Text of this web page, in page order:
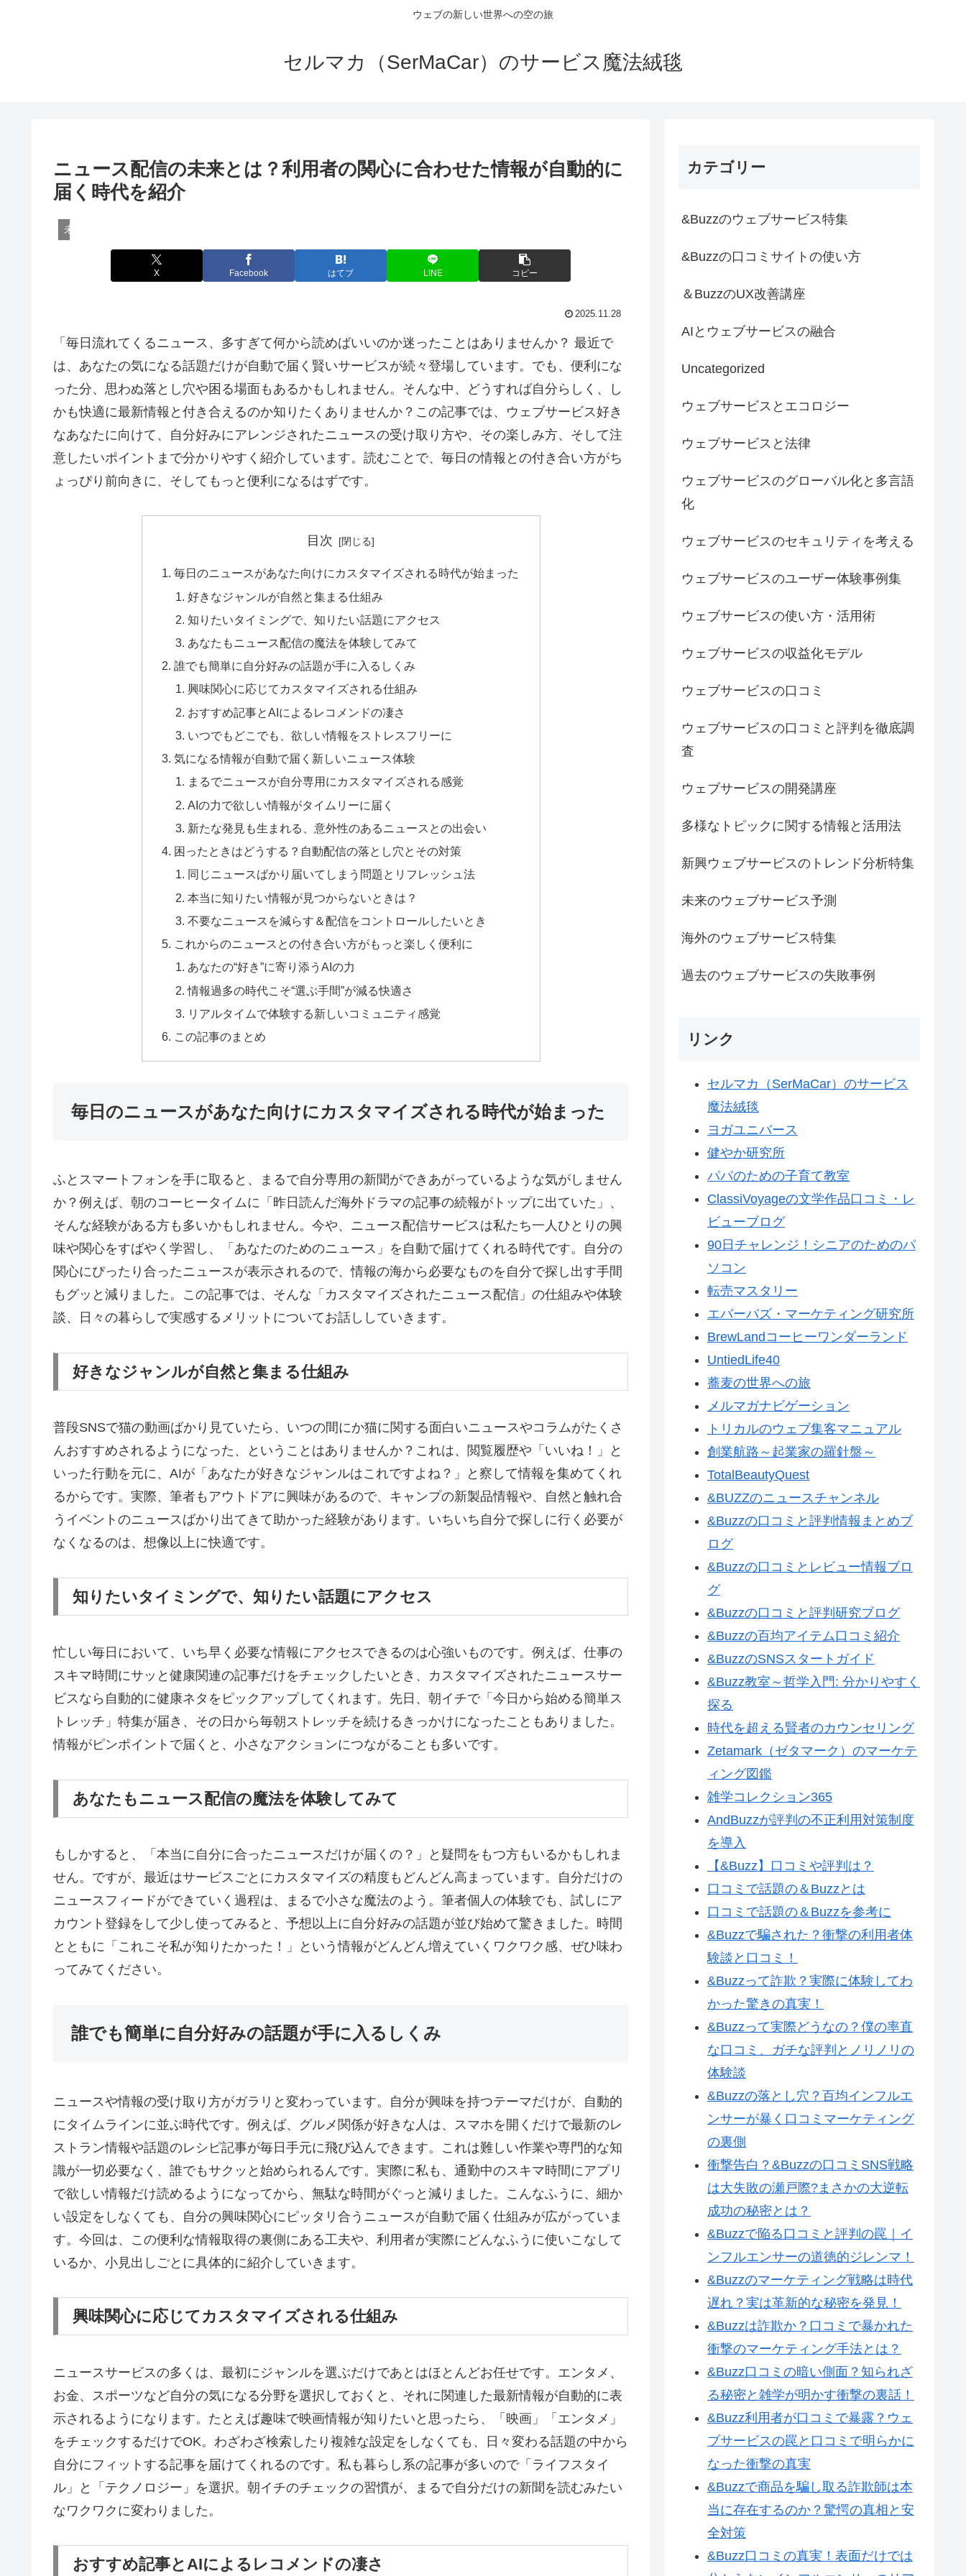
ウェブの新しい世界への空の旅
セルマカ（SerMaCar）のサービス魔法絨毯
ニュース配信の未来とは？利用者の関心に合わせた情報が自動的に
届く時代を紹介
未来のウェブサービス予測
X Facebook はてブ LINE コピー
2025.11.28
「毎日流れてくるニュース、多すぎて何から読めばいいのか迷ったことはありませんか？ 最近で
は、あなたの気になる話題だけが自動で届く賢いサービスが続々登場しています。でも、便利にな
った分、思わぬ落とし穴や困る場面もあるかもしれません。そんな中、どうすれば自分らしく、し
かも快適に最新情報と付き合えるのか知りたくありませんか？この記事では、ウェブサービス好き
なあなたに向けて、自分好みにアレンジされたニュースの受け取り方や、その楽しみ方、そして注
意したいポイントまで分かりやすく紹介しています。読むことで、毎日の情報との付き合い方がち
ょっぴり前向きに、そしてもっと便利になるはずです。
目次
毎日のニュースがあなた向けにカスタマイズされる時代が始まった
好きなジャンルが自然と集まる仕組み
知りたいタイミングで、知りたい話題にアクセス
あなたもニュース配信の魔法を体験してみて
誰でも簡単に自分好みの話題が手に入るしくみ
興味関心に応じてカスタマイズされる仕組み
おすすめ記事とAIによるレコメンドの凄さ
いつでもどこでも、欲しい情報をストレスフリーに
気になる情報が自動で届く新しいニュース体験
まるでニュースが自分専用にカスタマイズされる感覚
AIの力で欲しい情報がタイムリーに届く
新たな発見も生まれる、意外性のあるニュースとの出会い
困ったときはどうする？自動配信の落とし穴とその対策
同じニュースばかり届いてしまう問題とリフレッシュ法
本当に知りたい情報が見つからないときは？
不要なニュースを減らす＆配信をコントロールしたいとき
これからのニュースとの付き合い方がもっと楽しく便利に
あなたの“好き”に寄り添うAIの力
情報過多の時代こそ“選ぶ手間”が減る快適さ
リアルタイムで体験する新しいコミュニティ感覚
この記事のまとめ
毎日のニュースがあなた向けにカスタマイズされる時代が始まった
ふとスマートフォンを手に取ると、まるで自分専用の新聞ができあがっているような気がしません
か？例えば、朝のコーヒータイムに「昨日読んだ海外ドラマの記事の続報がトップに出ていた」、
そんな経験がある方も多いかもしれません。今や、ニュース配信サービスは私たち一人ひとりの興
味や関心をすばやく学習し、「あなたのためのニュース」を自動で届けてくれる時代です。自分の
関心にぴったり合ったニュースが表示されるので、情報の海から必要なものを自分で探し出す手間
もグッと減りました。この記事では、そんな「カスタマイズされたニュース配信」の仕組みや体験
談、日々の暮らしで実感するメリットについてお話ししていきます。
好きなジャンルが自然と集まる仕組み
普段SNSで猫の動画ばかり見ていたら、いつの間にか猫に関する面白いニュースやコラムがたくさ
んおすすめされるようになった、ということはありませんか？これは、閲覧履歴や「いいね！」と
いった行動を元に、AIが「あなたが好きなジャンルはこれですよね？」と察して情報を集めてくれ
るからです。実際、筆者もアウトドアに興味があるので、キャンプの新製品情報や、自然と触れ合
うイベントのニュースばかり出てきて助かった経験があります。いちいち自分で探しに行く必要が
なくなるのは、想像以上に快適です。
知りたいタイミングで、知りたい話題にアクセス
忙しい毎日において、いち早く必要な情報にアクセスできるのは心強いものです。例えば、仕事の
スキマ時間にサッと健康関連の記事だけをチェックしたいとき、カスタマイズされたニュースサー
ビスなら自動的に健康ネタをピックアップしてくれます。先日、朝イチで「今日から始める簡単ス
トレッチ」特集が届き、その日から毎朝ストレッチを続けるきっかけになったこともありました。
情報がピンポイントで届くと、小さなアクションにつながることも多いです。
あなたもニュース配信の魔法を体験してみて
もしかすると、「本当に自分に合ったニュースだけが届くの？」と疑問をもつ方もいるかもしれま
せん。ですが、最近はサービスごとにカスタマイズの精度もどんどん高まっています。自分だけの
ニュースフィードができていく過程は、まるで小さな魔法のよう。筆者個人の体験でも、試しにア
カウント登録をして少し使ってみると、予想以上に自分好みの話題が並び始めて驚きました。時間
とともに「これこそ私が知りたかった！」という情報がどんどん増えていくワクワク感、ぜひ味わ
ってみてください。
誰でも簡単に自分好みの話題が手に入るしくみ
ニュースや情報の受け取り方がガラリと変わっています。自分が興味を持つテーマだけが、自動的
にタイムラインに並ぶ時代です。例えば、グルメ関係が好きな人は、スマホを開くだけで最新のレ
ストラン情報や話題のレシピ記事が毎日手元に飛び込んできます。これは難しい作業や専門的な知
識が一切必要なく、誰でもサクッと始められるんです。実際に私も、通勤中のスキマ時間にアプリ
で欲しい情報だけ読めるようになってから、無駄な時間がぐっと減りました。こんなふうに、細か
い設定をしなくても、自分の興味関心にピッタリ合うニュースが自動で届く仕組みが広がっていま
す。今回は、この便利な情報取得の裏側にある工夫や、利用者が実際にどんなふうに使いこなして
いるか、小見出しごとに具体的に紹介していきます。
興味関心に応じてカスタマイズされる仕組み
ニュースサービスの多くは、最初にジャンルを選ぶだけであとはほとんどお任せです。エンタメ、
お金、スポーツなど自分の気になる分野を選択しておくと、それに関連した最新情報が自動的に表
示されるようになります。たとえば趣味で映画情報が知りたいと思ったら、「映画」「エンタメ」
をチェックするだけでOK。わざわざ検索したり複雑な設定をしなくても、日々変わる話題の中から
自分にフィットする記事を届けてくれるのです。私も暮らし系の記事が多いので「ライフスタイ
ル」と「テクノロジー」を選択。朝イチのチェックの習慣が、まるで自分だけの新聞を読むみたい
なワクワクに変わりました。
おすすめ記事とAIによるレコメンドの凄さ
カテゴリー
&Buzzのウェブサービス特集
&Buzzの口コミサイトの使い方
＆BuzzのUX改善講座
AIとウェブサービスの融合
Uncategorized
ウェブサービスとエコロジー
ウェブサービスと法律
ウェブサービスのグローバル化と多言語
化
ウェブサービスのセキュリティを考える
ウェブサービスのユーザー体験事例集
ウェブサービスの使い方・活用術
ウェブサービスの収益化モデル
ウェブサービスの口コミ
ウェブサービスの口コミと評判を徹底調
査
ウェブサービスの開発講座
多様なトピックに関する情報と活用法
新興ウェブサービスのトレンド分析特集
未来のウェブサービス予測
海外のウェブサービス特集
過去のウェブサービスの失敗事例
リンク
セルマカ（SerMaCar）のサービス
魔法絨毯
ヨガユニバース
健やか研究所
パパのための子育て教室
ClassiVoyageの文学作品口コミ・レ
ビューブログ
90日チャレンジ！シニアのためのパ
ソコン
転売マスタリー
エバーバズ・マーケティング研究所
BrewLandコーヒーワンダーランド
UntiedLife40
蕎麦の世界への旅
メルマガナビゲーション
トリカルのウェブ集客マニュアル
創業航路～起業家の羅針盤～
TotalBeautyQuest
&BUZZのニュースチャンネル
&Buzzの口コミと評判情報まとめブ
ログ
&Buzzの口コミとレビュー情報ブロ
グ
&Buzzの口コミと評判研究ブログ
&Buzzの百均アイテム口コミ紹介
&BuzzのSNSスタートガイド
&Buzz教室～哲学入門: 分かりやすく
探る
時代を超える賢者のカウンセリング
Zetamark（ゼタマーク）のマーケテ
ィング図鑑
雑学コレクション365
AndBuzzが評判の不正利用対策制度
を導入
【&Buzz】口コミや評判は？
口コミで話題の＆Buzzとは
口コミで話題の＆Buzzを参考に
&Buzzで騙された？衝撃の利用者体
験談と口コミ！
&Buzzって詐欺？実際に体験してわ
かった驚きの真実！
&Buzzって実際どうなの？僕の率直
な口コミ、ガチな評判とノリノリの
体験談
&Buzzの落とし穴？百均インフルエ
ンサーが暴く口コミマーケティング
の裏側
衝撃告白？&Buzzの口コミSNS戦略
は大失敗の瀬戸際?まさかの大逆転
成功の秘密とは？
&Buzzで陥る口コミと評判の罠｜イ
ンフルエンサーの道徳的ジレンマ！
&Buzzのマーケティング戦略は時代
遅れ？実は革新的な秘密を発見！
&Buzzは詐欺か？口コミで暴かれた
衝撃のマーケティング手法とは？
&Buzz口コミの暗い側面？知られざ
る秘密と雑学が明かす衝撃の裏話！
&Buzz利用者が口コミで暴露？ウェ
ブサービスの罠と口コミで明らかに
なった衝撃の真実
&Buzzで商品を騙し取る詐欺師は本
当に存在するのか？驚愕の真相と安
全対策
&Buzz口コミの真実！表面だけでは